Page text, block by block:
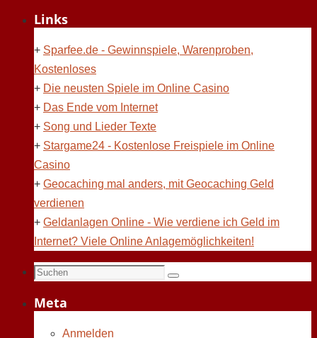
Links
+ Sparfee.de - Gewinnspiele, Warenproben,
Kostenloses
+ Die neusten Spiele im Online Casino
+ Das Ende vom Internet
+ Song und Lieder Texte
+ Stargame24 - Kostenlose Freispiele im Online
Casino
+ Geocaching mal anders, mit Geocaching Geld
verdienen
+ Geldanlagen Online - Wie verdiene ich Geld im
Internet? Viele Online Anlagemöglichkeiten!
Suchen
Suchen
Meta
Anmelden